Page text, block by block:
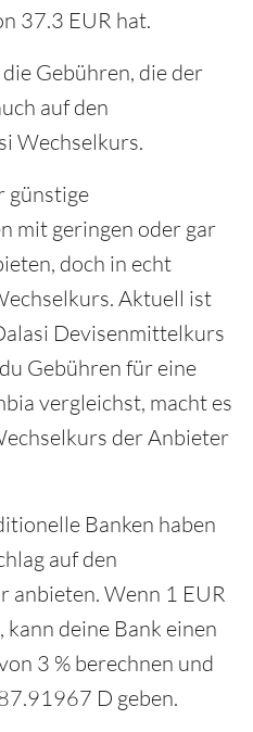
37.3 EUR hat.
Gebühren, die der
auf den
Wechselkurs.
günstige
mit geringen oder gar
doch in echt
Aktuell ist
Devisenmittelkurs
Gebühren für eine
vergleichst, macht es
der Anbieter
Banken haben
auf den
anbieten. Wenn 1 EUR
deine Bank einen
3 % berechnen und
D geben.